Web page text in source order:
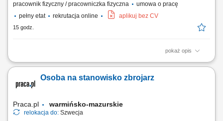
pracownik fizyczny / pracowniczka fizyczna
umowa o pracę
pełny etat
rekrutacja online aplikuj bez CV
15 godz.
pokaż opis
Twój zakres obowiązków Montaż szalunków.
Osoba na stanowisko zbrojarz
Praca.pl warmińsko-mazurskie
relokacja do: Szwecja